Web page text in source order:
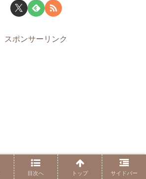
スポンサーリンク
目次へ トップ サイドバー